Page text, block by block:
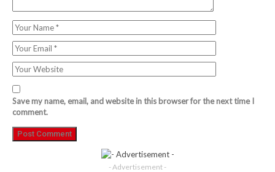
Save my name, email, and website in this browser for the next time I
comment.
- Advertisement -